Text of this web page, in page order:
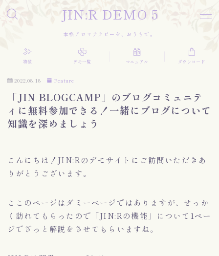
JIN:R DEMO 5
本格アロマテラピーを、おうちで。
直感的なデザインを、すべての人に
特徴 デモ一覧 マニュアル ダウンロード
2022.08.18 Feature
「JIN BLOGCAMP」のブログコミュニテ
ィに無料参加できる！一緒にブログについて
知識を深めましょう
こんにちは！JIN:Rのデモサイトにご訪問いただきあ
りがとうございます。
ここのページはダミーページではありますが、せっか
く訪れてもらったので「JIN:Rの機能」について1ペー
ジでざっと解説をさせてもらいますね。